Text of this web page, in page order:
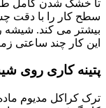
تا خشک شدن کامل
سطح کار را با دقت
بیشتر می کند. شیشه
این کار چند ساعتی
پتینه کاری روی
ترک کراکل مدیوم